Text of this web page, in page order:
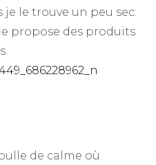
le trouve un peu sec.
propose des produits
de calme où